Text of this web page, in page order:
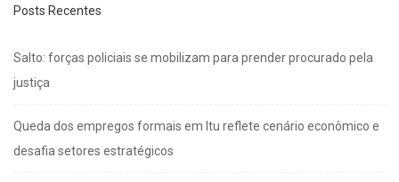
Posts Recentes
Salto: forças policiais se mobilizam para prender procurado pela
justiça
Queda dos empregos formais em Itu reflete cenário econômico e
desafia setores estratégicos